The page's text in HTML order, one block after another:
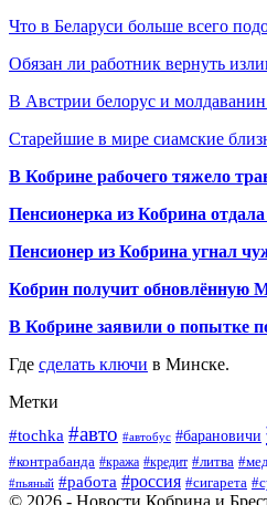
Что в Беларуси больше всего
Обязан ли работник вернуть
В Австрии белорус и
Старейшие в мире сиамские
В Кобрине рабочего тяжело
Пенсионерка из Кобрина
Пенсионер из Кобрина угнал
Кобрин получит обновлённую
В Кобрине заявили о попытке
Где сделать ключи в Минске.
Метки
#tochka #авто #автобус #барановичи
#контрабанда #кража #кредит #литва
#пьяный #работа #россия #сигарета
© 2026 - Новости Кобрина и